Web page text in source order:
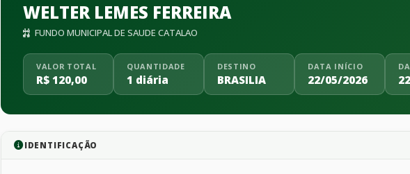
WELTER LEMES FERREIRA
FUNDO MUNICIPAL DE SAUDE CATALAO
VALOR TOTAL
R$ 120,00
QUANTIDADE
1 diária
DESTINO
BRASILIA
DATA INÍCIO
22/05/2026
IDENTIFICAÇÃO